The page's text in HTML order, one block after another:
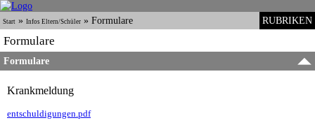
RUBRIKEN
Start » Infos Eltern/Schüler » Formulare
Formulare
Formulare
Krankmeldung
entschuldigungen.pdf